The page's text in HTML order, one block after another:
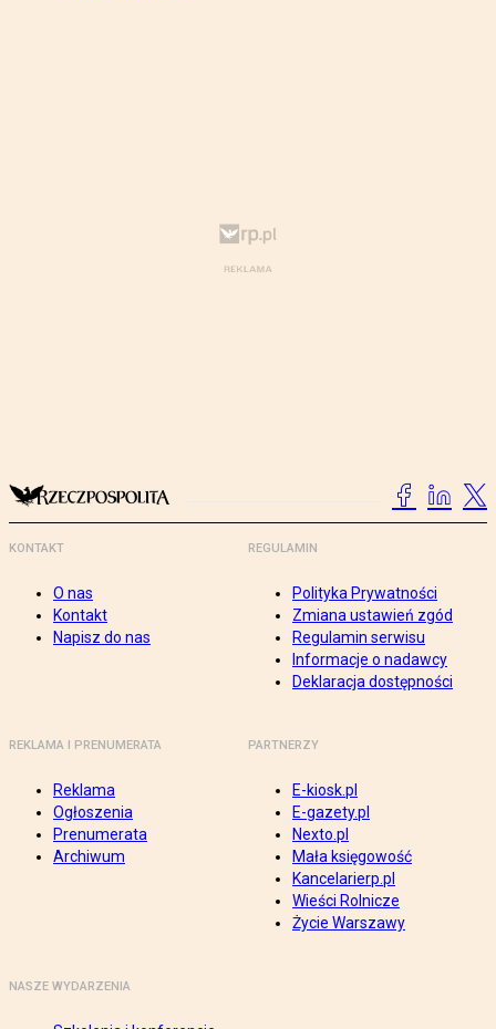
KONTAKT
O nas
Kontakt
Napisz do nas
REGULAMIN
Polityka Prywatności
Zmiana ustawień zgód
Regulamin serwisu
Informacje o nadawcy
Deklaracja dostępności
REKLAMA I PRENUMERATA
Reklama
Ogłoszenia
Prenumerata
Archiwum
PARTNERZY
E-kiosk.pl
E-gazety.pl
Nexto.pl
Mała księgowość
Kancelarierp.pl
Wieści Rolnicze
Życie Warszawy
NASZE WYDARZENIA